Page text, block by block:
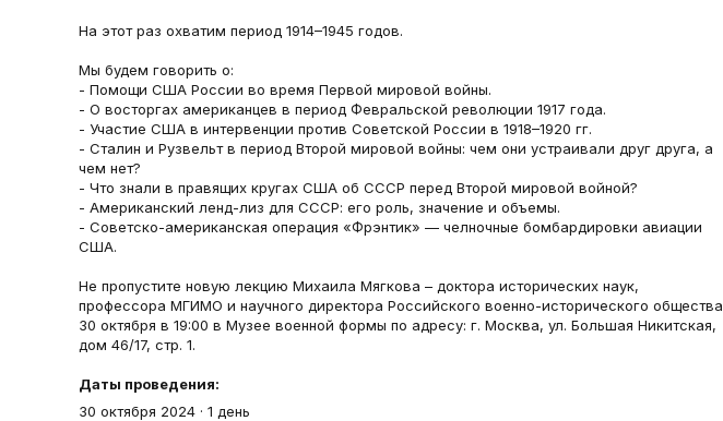
На этот раз охватим период 1914–1945 годов.
Мы будем говорить о:
- Помощи США России во время Первой мировой войны.
- О восторгах американцев в период Февральской революции 1917 года.
- Участие США в интервенции против Советской России в 1918–1920 гг.
- Сталин и Рузвельт в период Второй мировой войны: чем они устраивали друг друга, а
чем нет?
- Что знали в правящих кругах США об СССР перед Второй мировой войной?
- Американский ленд-лиз для СССР: его роль, значение и объемы.
- Советско-американская операция «Фрэнтик» — челночные бомбардировки авиации
США.
Не пропустите новую лекцию Михаила Мягкова – доктора исторических наук,
профессора МГИМО и научного директора Российского военно-исторического общества
30 октября в 19:00 в Музее военной формы по адресу: г. Москва, ул. Большая Никитская,
дом 46/17, стр. 1.
Даты проведения:
30 октября 2024 · 1 день